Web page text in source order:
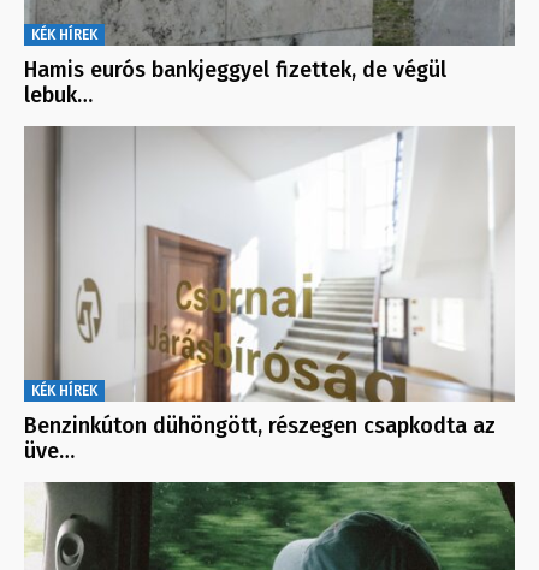
KÉK HÍREK
Hamis eurós bankjeggyel fizettek, de végül
lebuk…
KÉK HÍREK
Benzinkúton dühöngött, részegen csapkodta az
üve…